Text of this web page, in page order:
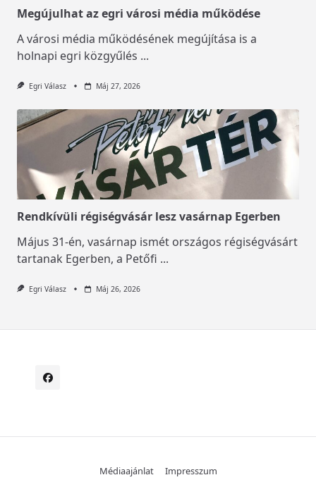
Megújulhat az egri városi média működése
A városi média működésének megújítása is a
holnapi egri közgyűlés ...
Egri Válasz Máj 27, 2026
Rendkívüli régiségvásár lesz vasárnap Egerben
Május 31-én, vasárnap ismét országos régiségvásárt
tartanak Egerben, a Petőfi ...
Egri Válasz Máj 26, 2026
Médiaajánlat Impresszum